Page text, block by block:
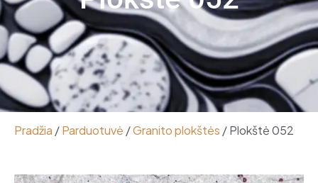
Pradžia /Parduotuvė /Granito plokštės / Plokštė 052